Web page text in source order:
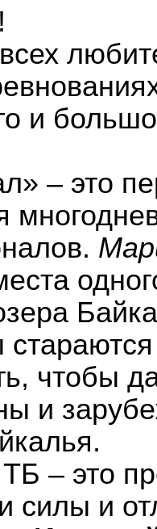
и
– это
чтобы
и
– это
силы и